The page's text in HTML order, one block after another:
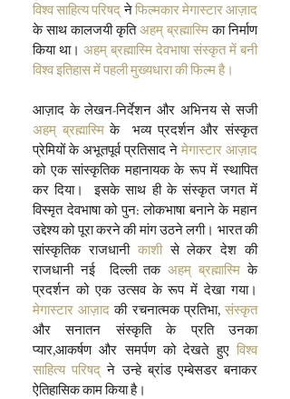
विश्व साहित्य परिषद् ने फिल्मकार मेगास्टार आज़ाद
के साथ कालजयी कृति अहम् ब्रह्मास्मि का निर्माण
किया था। अहम् ब्रह्मास्मि देवभाषा संस्कृत में बनी
विश्व इतिहास में पहली मुख्यधारा की फिल्म है।
आज़ाद के लेखन-निर्देशन और अभिनय से सजी
अहम् ब्रह्मास्मि के  भव्य प्रदर्शन और संस्कृत
प्रेमियों के अभूतपूर्व प्रतिसाद ने मेगास्टार आज़ाद
को एक सांस्कृतिक महानायक के रूप में स्थापित
कर दिया।  इसके साथ ही के संस्कृत जगत में
विस्मृत देवभाषा को पुन: लोकभाषा बनाने के महान
उद्देश्य को पूरा करने की मांग उठने लगी। भारत की
सांस्कृतिक राजधानी काशी से लेकर देश की
राजधानी नई  दिल्ली तक अहम् ब्रह्मास्मि के
मेगास्टार आज़ाद की रचनात्मक प्रतिभा, संस्कृत
और सनातन संस्कृति के प्रति उनका
प्यार,आकर्षण और समर्पण को देखते हुए विश्व
साहित्य परिषद् ने उन्हे ब्रांड एम्बेसडर बनाकर
ऐतिहासिक काम किया है।